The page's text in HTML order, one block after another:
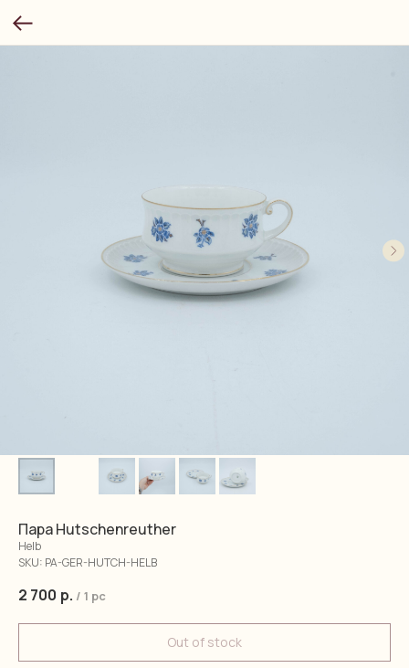
Пара Hutschenreuther
Helb
SKU: PA-GER-HUTCH-HELB
2 700 р. / 1 pc
Out of stock